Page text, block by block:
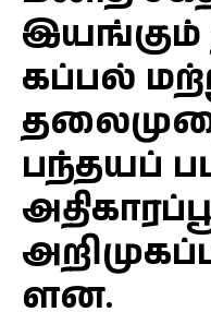
இயங்கும்
கப்பல்
பந்தயப்
ளன.